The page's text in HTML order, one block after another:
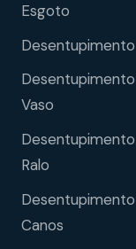
Esgoto
Desentupimento
Vaso
Ralo
Canos